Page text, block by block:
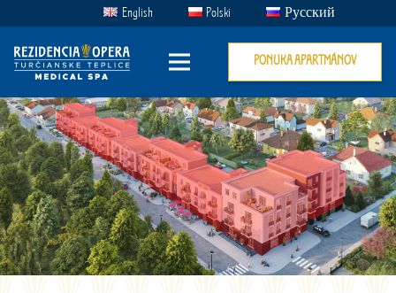
English Polski Русский
PONUKA APARTMÁNOV